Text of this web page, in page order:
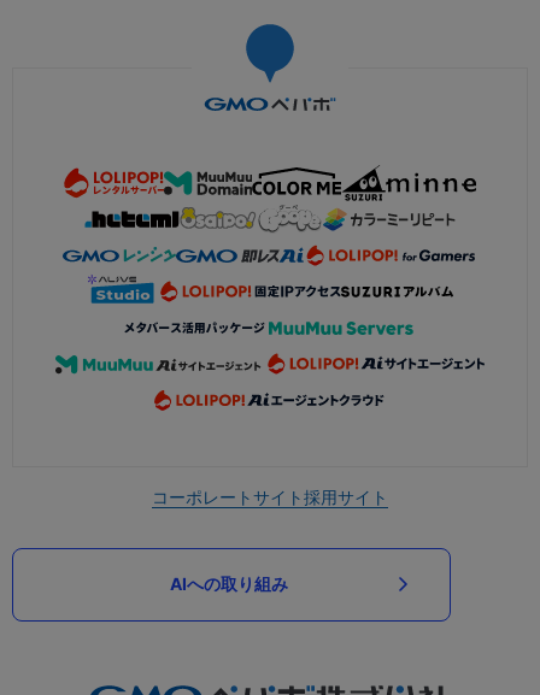
コーポレートサイト採用サイト
AIへの取り組み